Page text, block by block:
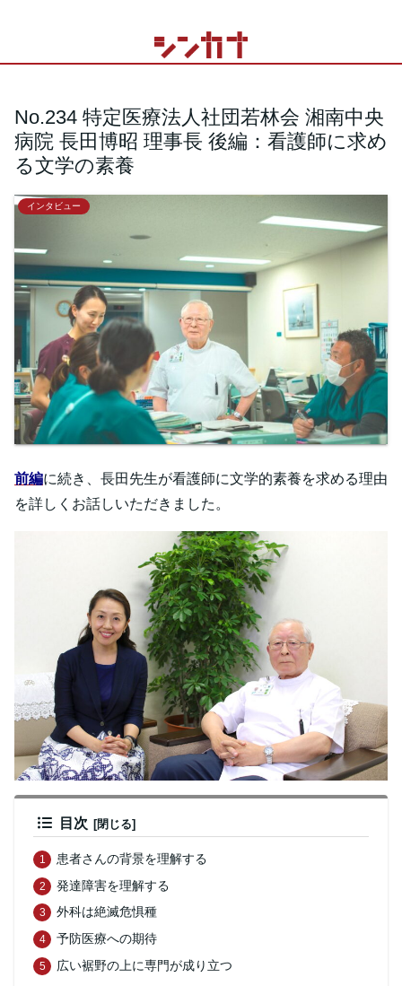
No.234 特定医療法人社団若林会 湘南中央
病院 長田博昭 理事長 後編：看護師に求め
る文学の素養
インタビュー
前編に続き、長田先生が看護師に文学的素養を求める理由
を詳しくお話しいただきました。
目次
患者さんの背景を理解する
発達障害を理解する
外科は絶滅危惧種
予防医療への期待
広い裾野の上に専門が成り立つ